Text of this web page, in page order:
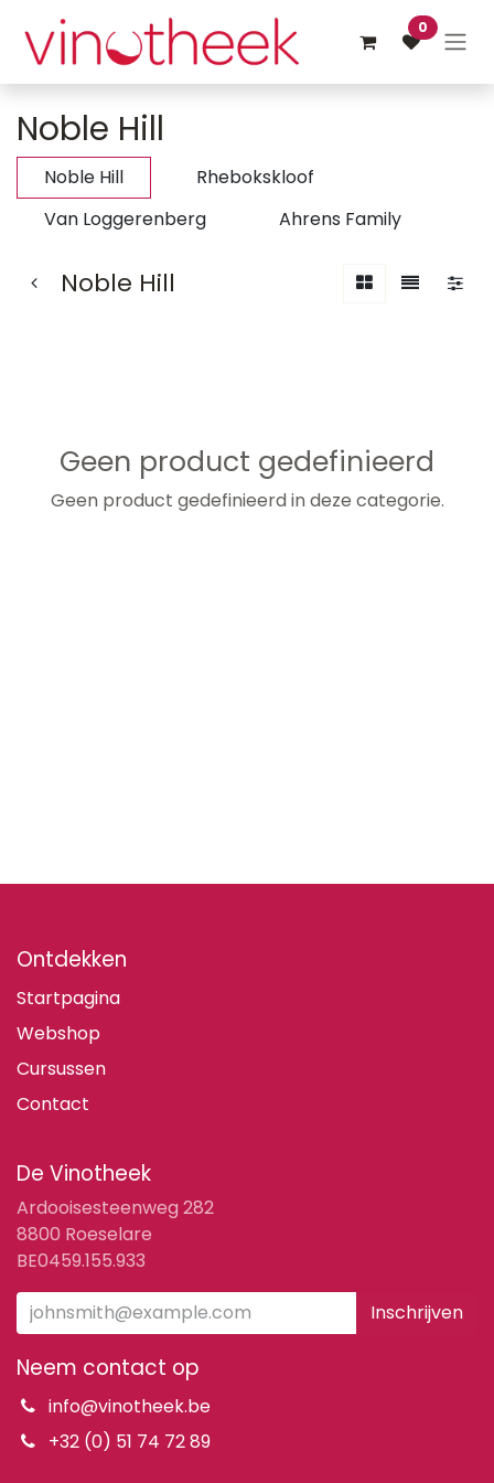
Overslaan naar inhoud
0
Noble Hill
Noble Hill
Rhebokskloof
Van Loggerenberg
Ahrens Family
Noble Hill
Geen product gedefinieerd
Geen product gedefinieerd in deze categorie.
Ontdekken
Startpagina
Webshop
Cursussen
Contact
De Vinotheek
Ardooisesteenweg 282
8800 Roeselare
BE0459.155.933
Inschrijven
Neem contact op
info@vinotheek.be
+32 (0) 51 74 72 89